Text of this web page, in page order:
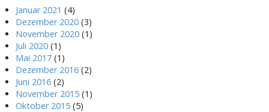
Januar 2021 (4)
Dezember 2020 (3)
November 2020 (1)
Juli 2020 (1)
Mai 2017 (1)
Dezember 2016 (2)
Juni 2016 (2)
November 2015 (1)
Oktober 2015 (5)